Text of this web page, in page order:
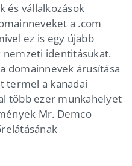
és vállalkozások
a .com
ez is egy újabb
identitásukat.
domainnevek árusítása
termel a kanadai
több ezer munkahelyet
Mr. Demco